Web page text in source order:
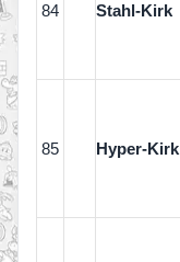
84 Stahl-Kirk
85 Hyper-Kirk